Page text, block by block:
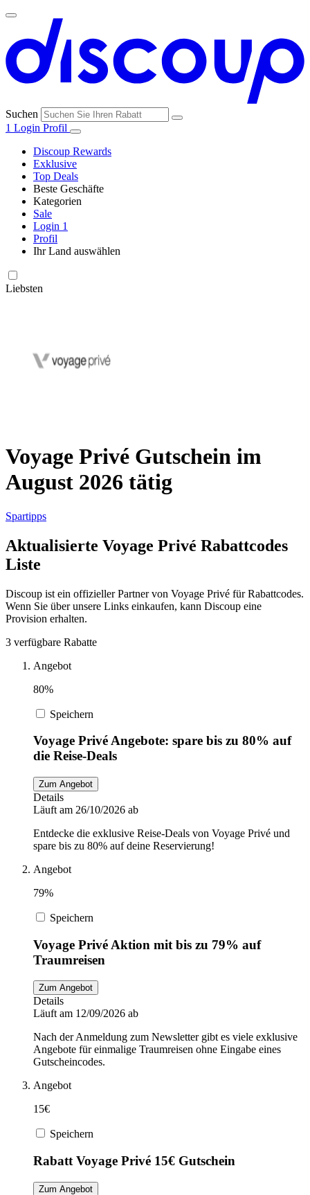
Suchen
1 Login Profil
Discoup Rewards
Exklusive
Top Deals
Beste Geschäfte
Amazon
Pandora
Douglas
DocMorris
Sportstech
Guess
Kategorien
Kleidung und
Schuhe
Sport und
Autos und
Sale
Login 1
Profil
Ihr Land auswählen
Liebsten
Voyage Privé Gutschein im
August 2026 tätig
Spartipps
Aktualisierte Voyage Privé Rabattcodes
Liste
Discoup ist ein offizieller Partner von Voyage Privé für Rabattcodes.
Wenn Sie über unsere Links einkaufen, kann Discoup eine
Provision erhalten.
3 verfügbare Rabatte
Angebot
80%
Speichern
Voyage Privé Angebote: spare bis zu 80% auf
die Reise-Deals
Zum Angebot
Details
Läuft am 26/10/2026 ab
Entdecke die exklusive Reise-Deals von Voyage Privé und
spare bis zu 80% auf deine Reservierung!
Angebot
79%
Speichern
Voyage Privé Aktion mit bis zu 79% auf
Traumreisen
Zum Angebot
Details
Läuft am 12/09/2026 ab
Nach der Anmeldung zum Newsletter gibt es viele exklusive
Angebote für einmalige Traumreisen ohne Eingabe eines
Gutscheincodes.
Angebot
15€
Speichern
Rabatt Voyage Privé 15€ Gutschein
Zum Angebot